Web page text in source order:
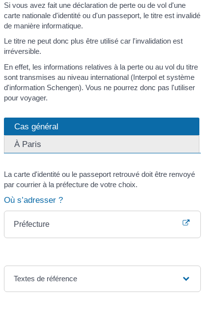
Si vous avez fait une déclaration de perte ou de vol d'une
carte nationale d'identité ou d'un passeport, le titre est invalidé
de manière informatique.
Le titre ne peut donc plus être utilisé car l'invalidation est
irréversible.
En effet, les informations relatives à la perte ou au vol du titre
sont transmises au niveau international (Interpol et système
d'information Schengen). Vous ne pourrez donc pas l'utiliser
pour voyager.
Cas général
À Paris
La carte d'identité ou le passeport retrouvé doit être renvoyé
par courrier à la préfecture de votre choix.
Où s’adresser ?
Préfecture
Textes de référence